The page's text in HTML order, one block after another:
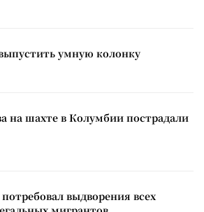
умную колонку
на шахте в Колумбии пострадали
выдворения всех